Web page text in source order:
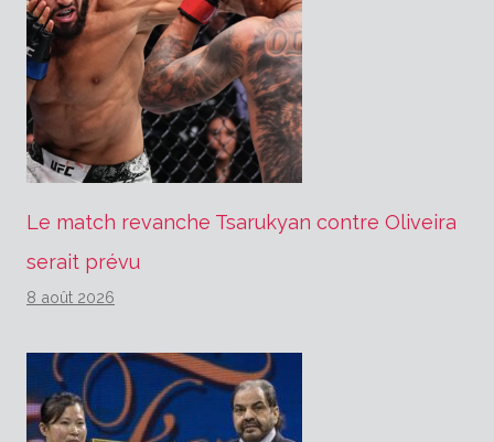
Le match revanche Tsarukyan contre Oliveira
serait prévu
8 août 2026